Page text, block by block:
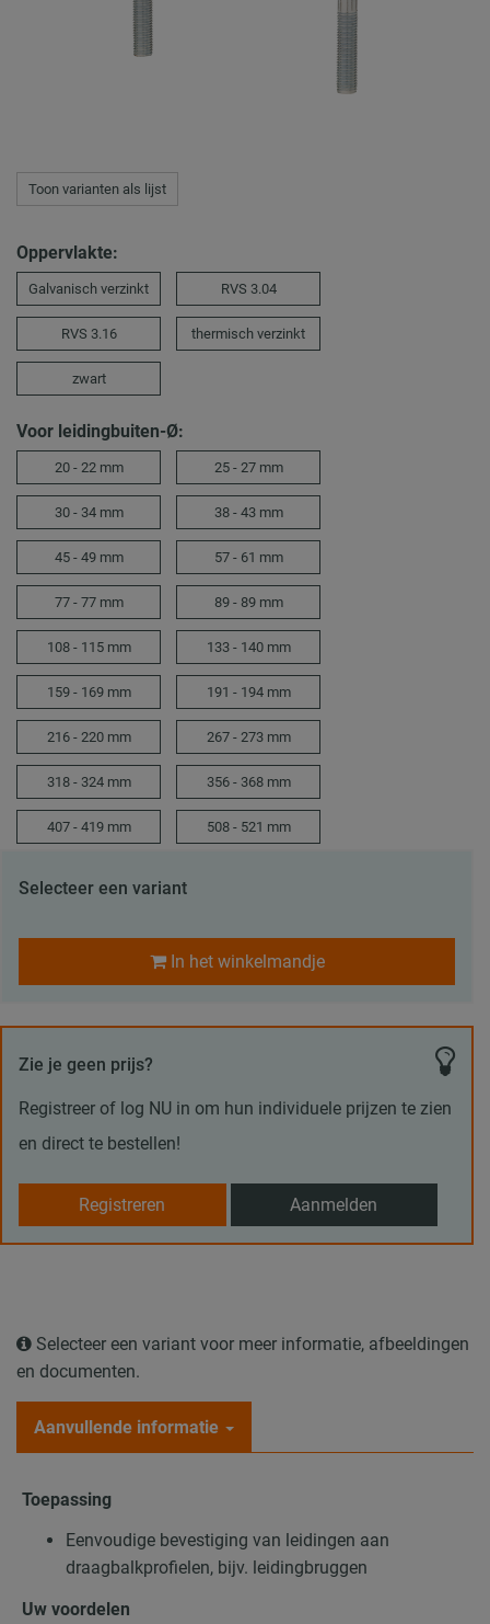
Toon varianten als lijst
Oppervlakte:
Galvanisch verzinkt RVS 3.04
RVS 3.16 thermisch verzinkt
zwart
Voor leidingbuiten-Ø:
20 - 22 mm 25 - 27 mm
30 - 34 mm 38 - 43 mm
45 - 49 mm 57 - 61 mm
77 - 77 mm 89 - 89 mm
108 - 115 mm 133 - 140 mm
159 - 169 mm 191 - 194 mm
216 - 220 mm 267 - 273 mm
318 - 324 mm 356 - 368 mm
407 - 419 mm 508 - 521 mm
Selecteer een variant
In het winkelmandje
Zie je geen prijs?
Registreer of log NU in om hun individuele prijzen te zien
en direct te bestellen!
Registreren Aanmelden
Selecteer een variant voor meer informatie, afbeeldingen
en documenten.
Aanvullende informatie
Toepassing
Eenvoudige bevestiging van leidingen aan
draagbalkprofielen, bijv. leidingbruggen
Uw voordelen